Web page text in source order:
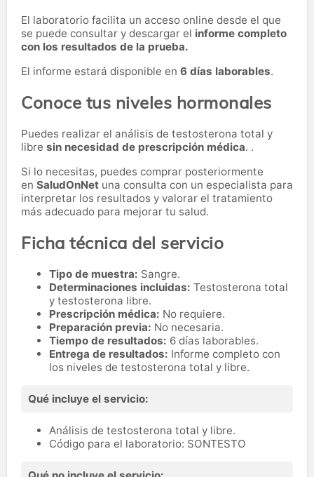
El laboratorio facilita un acceso online desde el que
se puede consultar y descargar el informe completo
con los resultados de la prueba.
El informe estará disponible en 6 días laborables.
Conoce tus niveles hormonales
Puedes realizar el análisis de testosterona total y
libre sin necesidad de prescripción médica. .
Si lo necesitas, puedes comprar posteriormente
en SaludOnNet una consulta con un especialista para
interpretar los resultados y valorar el tratamiento
más adecuado para mejorar tu salud.
Ficha técnica del servicio
Tipo de muestra: Sangre.
Determinaciones incluidas: Testosterona total
y testosterona libre.
Prescripción médica: No requiere.
Preparación previa: No necesaria.
Tiempo de resultados: 6 días laborables.
Entrega de resultados: Informe completo con
los niveles de testosterona total y libre.
Qué incluye el servicio:
Análisis de testosterona total y libre.
Código para el laboratorio: SONTESTO